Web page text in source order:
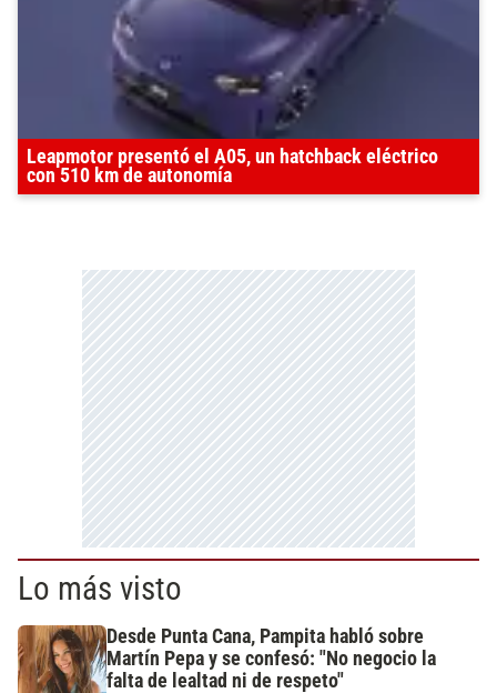
Leapmotor presentó el A05, un hatchback eléctrico
con 510 km de autonomía
Lo más visto
Desde Punta Cana, Pampita habló sobre
Martín Pepa y se confesó: "No negocio la
falta de lealtad ni de respeto"